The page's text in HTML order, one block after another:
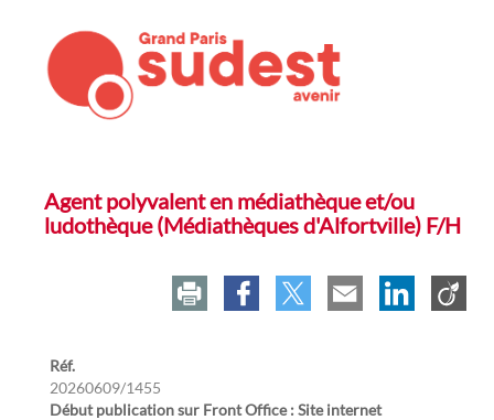
Agent polyvalent en médiathèque et/ou
ludothèque (Médiathèques d'Alfortville) F/H
Réf.
20260609/1455
Début publication sur Front Office : Site internet